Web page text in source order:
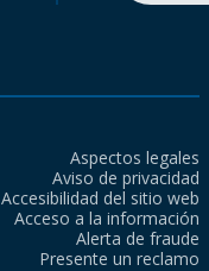
Aspectos legales
Aviso de privacidad
Accesibilidad del sitio web
Acceso a la información
Alerta de fraude
Presente un reclamo